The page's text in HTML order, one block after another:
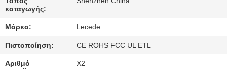
ΜΑΣ
ΕΛΆΤΕ
ΣΕ
ΕΠΑΦΉ
καταγωγής:
Μάρκα: Lecede
Πιστοποίηση: CE ROHS FCC UL ETL
Αριθμό
X2